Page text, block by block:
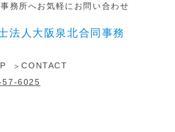
務所へお気軽にお問い合わせ
法人大阪泉北合同事務
CONTACT
57-6025